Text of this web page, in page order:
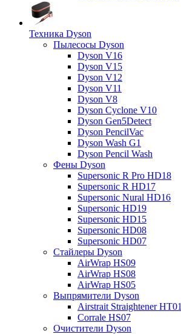
Техника Dyson
Пылесосы Dyson
Dyson V16
Dyson V15
Dyson V12
Dyson V11
Dyson V8
Dyson Cyclone V10
Dyson Gen5Detect
Dyson PencilVac
Dyson Wash G1
Dyson Pencil Wash
Фены Dyson
Supersonic R Pro HD18
Supersonic R HD17
Supersonic Nural HD16
Supersonic HD19
Supersonic HD15
Supersonic HD08
Supersonic HD07
Стайлеры Dyson
AirWrap HS09
AirWrap HS08
AirWrap HS05
Выпрямители Dyson
Airstrait Straightener HT01
Corrale HS07
Очистители Dyson